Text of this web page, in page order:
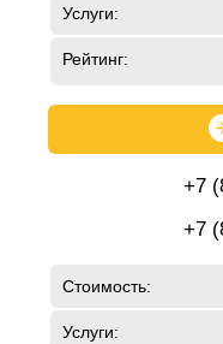
Услуги:
Рейтинг:
+7
+7
Стоимость:
Услуги: